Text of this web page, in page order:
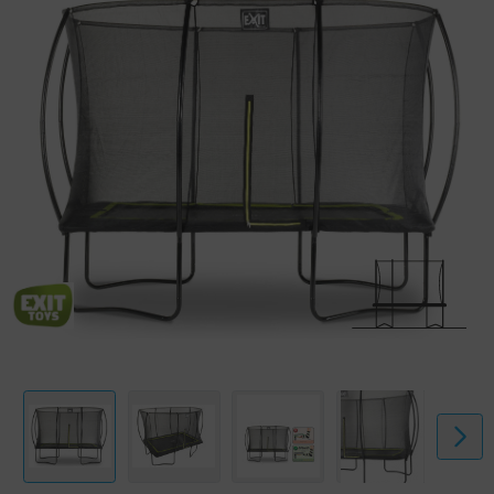
kommen kann. Die soliden Federn stehen für eine gute Sprungkraft
Garant. Der Rahmen des Silhouette Trampolins ist galvanisiert und
pulverbeschichtet, damit Rost keine Chance hat. Auf den rechteckigen
EXIT Silhouette Trampolinen erlebst du endlos viel Springspaß!